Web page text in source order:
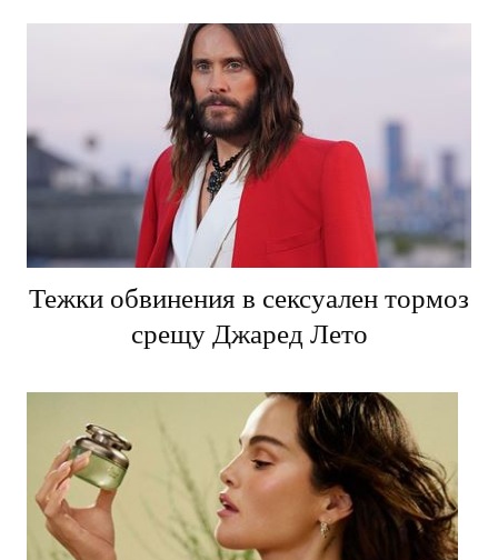
Тежки обвинения в сексуален тормоз
срещу Джаред Лето